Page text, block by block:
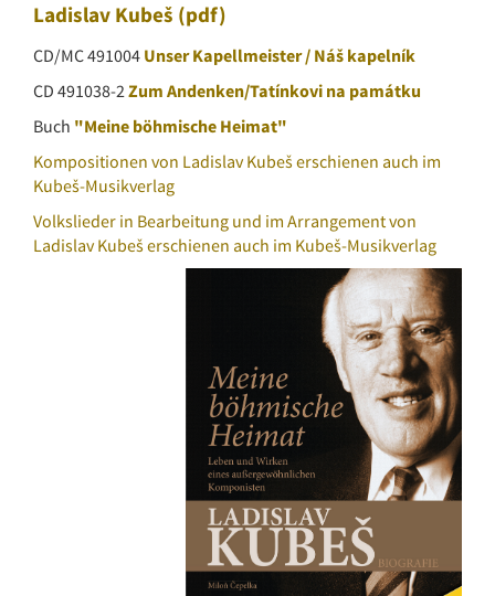
Ladislav Kubeš (pdf)
CD/MC 491004 Unser Kapellmeister / Náš kapelník
CD 491038-2Zum Andenken/Tatínkovi na památku
Buch "Meine böhmische Heimat"
Kompositionen von Ladislav Kubeš erschienen auch im
Kubeš-Musikverlag
Volkslieder in Bearbeitung und im Arrangement von
Ladislav Kubeš erschienen auch im Kubeš-Musikverlag